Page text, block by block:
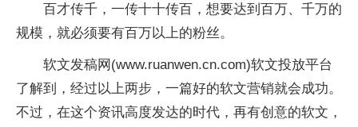
百才传千，一传十十传百，想要达到百万、千万的
规模，就必须要有百万以上的粉丝。
软文发稿网(www.ruanwen.cn.com)软文投放平台
了解到，经过以上两步，一篇好的软文营销就会成功。
不过，在这个资讯高度发达的时代，再有创意的软文，